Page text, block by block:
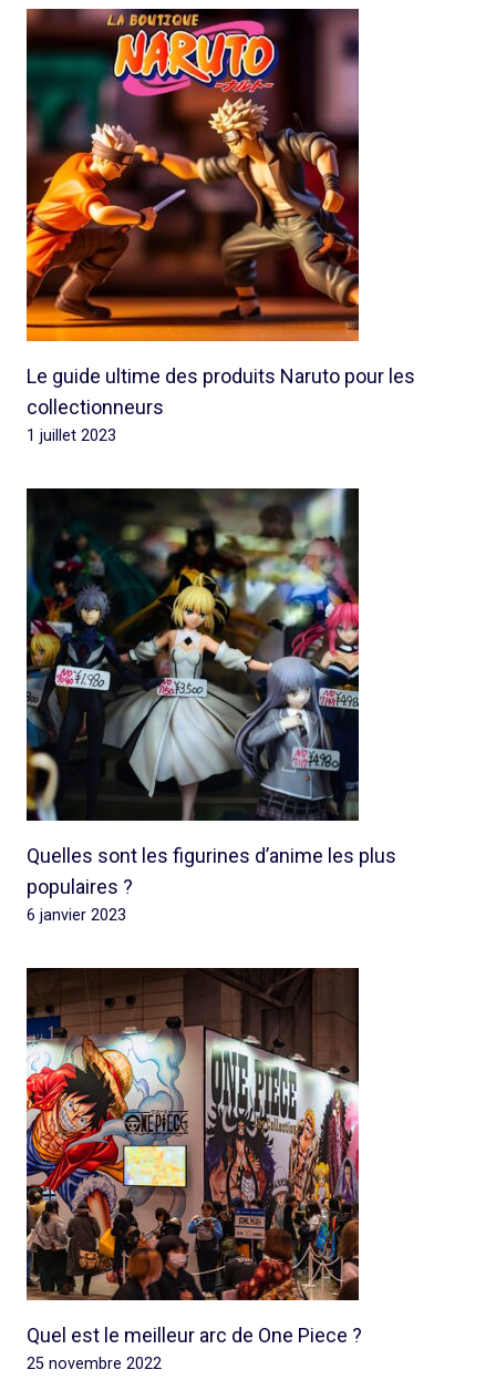
Le guide ultime des produits Naruto pour les
collectionneurs
1 juillet 2023
Quelles sont les figurines d’anime les plus
populaires ?
6 janvier 2023
Quel est le meilleur arc de One Piece ?
25 novembre 2022